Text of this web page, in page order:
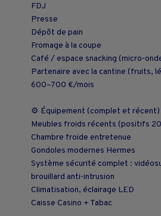
FDJ
Presse
Dépôt de pain
Fromage à la coupe
Café / espace snacking (micro-
Partenaire avec la cantine (fruits,
600–700 €/mois
⚙️ Équipement (complet et récent)
Meubles froids récents (positifs
Chambre froide entretenue
Gondoles modernes Hermes
Système sécurité complet :
brouillard anti-intrusion
Climatisation, éclairage LED
Caisse Casino + Tabac